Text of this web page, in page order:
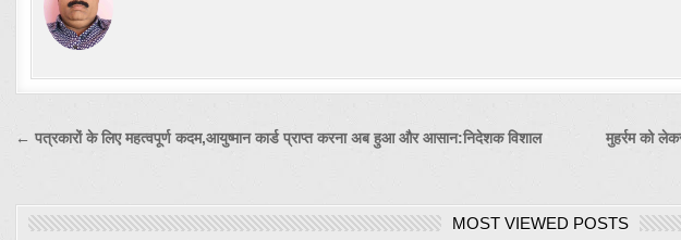
Post
मुहर्रम को
← पत्रकारों के लिए महत्वपूर्ण कदम,आयुष्मान कार्ड प्राप्त करना अब हुआ और आसान:निदेशक विशाल
MOST VIEWED POSTS